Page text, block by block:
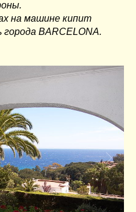
.
на машине кипит
города BARCELONA.